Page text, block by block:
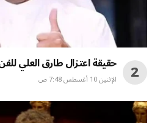
حقيقة اعتزال طارق العلي
الإثنين 10 أغسطس 7:48 ص